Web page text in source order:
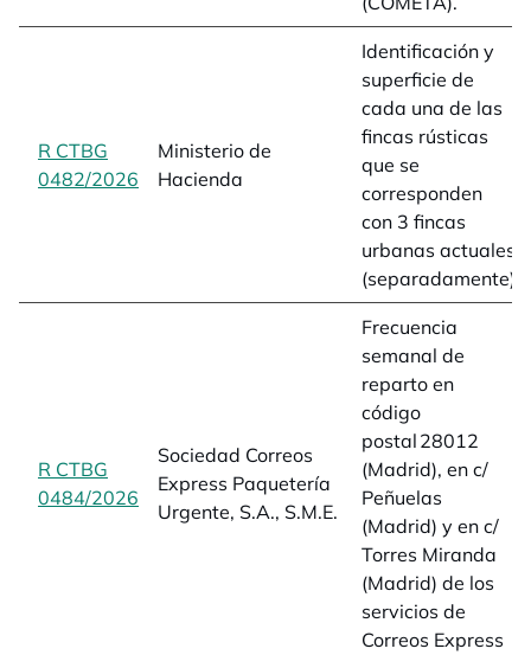
R CTBG
0482/2026 opens in a new tab
Ministerio de
Hacienda
Identificación y
superficie de
cada una de las
fincas rústicas
que se
corresponden
con 3 fincas
urbanas actuales
(separadamente)
R CTBG
0484/2026 opens in a new tab
Sociedad Correos
Express Paquetería
Urgente, S.A., S.M.E.
Frecuencia
semanal de
reparto en
código
postal 28012
(Madrid), en c/
Peñuelas
(Madrid) y en c/
Torres Miranda
(Madrid) de los
servicios de
Correos Express